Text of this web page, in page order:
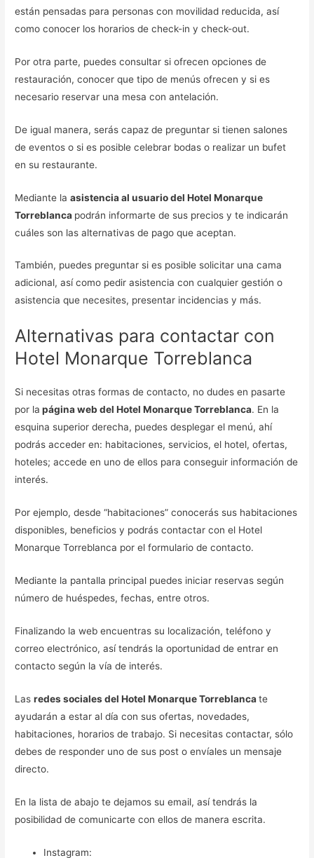
están pensadas para personas con movilidad reducida, así
como conocer los horarios de check-in y check-out.
Por otra parte, puedes consultar si ofrecen opciones de
restauración, conocer que tipo de menús ofrecen y si es
necesario reservar una mesa con antelación.
De igual manera, serás capaz de preguntar si tienen salones
de eventos o si es posible celebrar bodas o realizar un bufet
en su restaurante.
Mediante laasistencia al usuario del Hotel Monarque
Torreblanca podrán informarte de sus precios y te indicarán
cuáles son las alternativas de pago que aceptan.
También, puedes preguntar si es posible solicitar una cama
adicional, así como pedir asistencia con cualquier gestión o
asistencia que necesites, presentar incidencias y más.
Alternativas para contactar con
Hotel Monarque Torreblanca
Si necesitas otras formas de contacto, no dudes en pasarte
por la página web del Hotel Monarque Torreblanca. En la
esquina superior derecha, puedes desplegar el menú, ahí
podrás acceder en: habitaciones, servicios, el hotel, ofertas,
hoteles; accede en uno de ellos para conseguir información de
interés.
Por ejemplo, desde “habitaciones” conocerás sus habitaciones
disponibles, beneficios y podrás contactar con el Hotel
Monarque Torreblanca por el formulario de contacto.
Mediante la pantalla principal puedes iniciar reservas según
número de huéspedes, fechas, entre otros.
Finalizando la web encuentras su localización, teléfono y
correo electrónico, así tendrás la oportunidad de entrar en
contacto según la vía de interés.
Lasredes sociales del Hotel Monarque Torreblancate
ayudarán a estar al día con sus ofertas, novedades,
habitaciones, horarios de trabajo. Si necesitas contactar, sólo
debes de responder uno de sus post o envíales un mensaje
directo.
En la lista de abajo te dejamos su email, así tendrás la
posibilidad de comunicarte con ellos de manera escrita.
Instagram: